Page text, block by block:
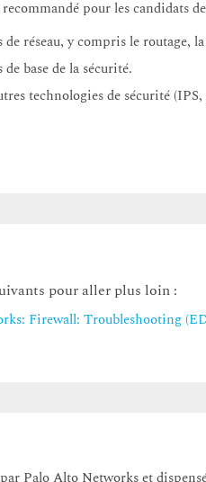
réseau avec User-ID
les menaces dans le trafic
à l'aide de journaux et de
avec la haute disponibilité
pour les candidats
réseau, y compris le routage,
base de la sécurité.
technologies de sécurité
pour aller plus loin :
Firewall: Troubleshooting
Palo Alto Networks et